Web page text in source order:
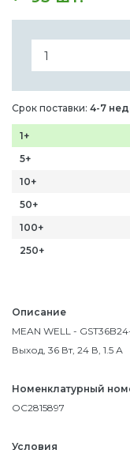
Описание
MEAN WELL -
Выход, 36 Вт, 24 В, 1.5 А
Номенклатурный
OC2815897
Условия
Срок поставки: 4-7
1+
5+
10+
50+
100+
250+